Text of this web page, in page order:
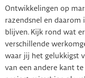
Ontwikkelingen op
razendsnel en
blijven. Kijk rond wat
verschillende
waar jij het gelukkigst
van een andere kant